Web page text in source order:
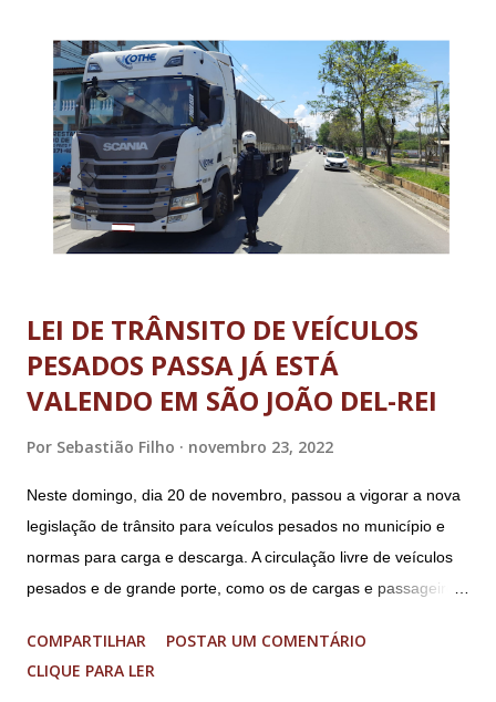
LEI DE TRÂNSITO DE VEÍCULOS
PESADOS PASSA JÁ ESTÁ
VALENDO EM SÃO JOÃO DEL-REI
Por Sebastião Filho novembro 23, 2022
Neste domingo, dia 20 de novembro, passou a vigorar a nova
legislação de trânsito para veículos pesados no município e
normas para carga e descarga. A circulação livre de veículos
pesados e de grande porte, como os de cargas e passageiros
Tijuco (com total liberdade apenas no Colônia). No centro
histórico e área restrita à circulação de veículos cujo peso
COMPARTILHAR
POSTAR UM COMENTÁRIO
CLIQUE PARA LER